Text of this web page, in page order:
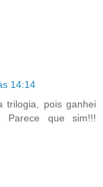
14:14
trilogia, pois ganhei
que sim!!!